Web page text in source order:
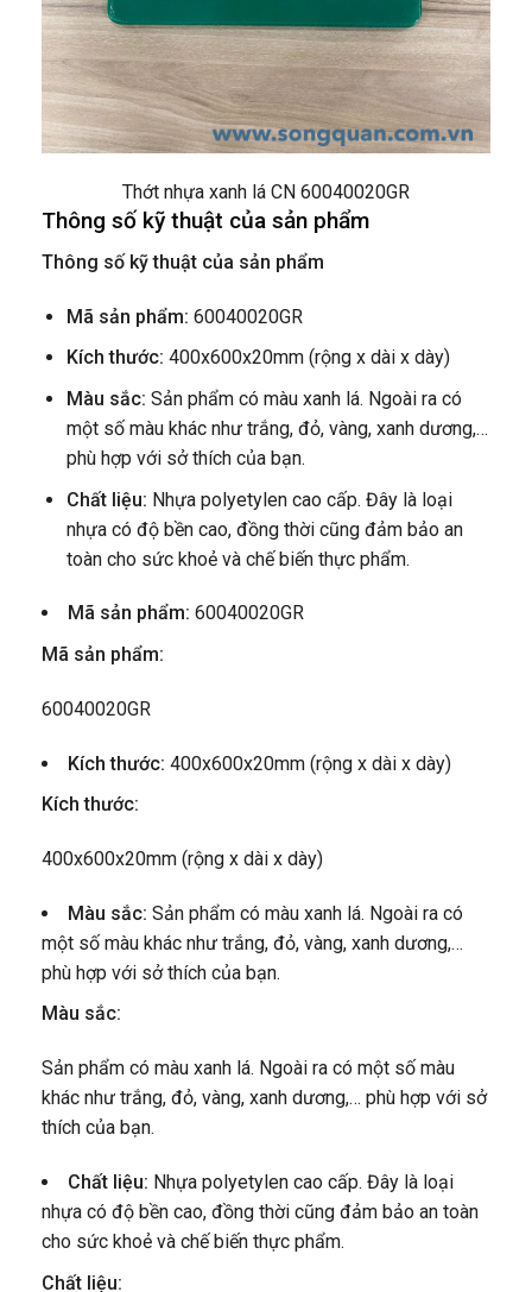
Thớt nhựa xanh lá CN 60040020GR
Thông số kỹ thuật của sản phẩm
Thông số kỹ thuật của sản phẩm
Mã sản phẩm: 60040020GR
Kích thước: 400x600x20mm (rộng x dài x dày)
Màu sắc: Sản phẩm có màu xanh lá. Ngoài ra có
một số màu khác như trắng, đỏ, vàng, xanh dương,…
phù hợp với sở thích của bạn.
Chất liệu: Nhựa polyetylen cao cấp. Đây là loại
nhựa có độ bền cao, đồng thời cũng đảm bảo an
toàn cho sức khoẻ và chế biến thực phẩm.
Mã sản phẩm: 60040020GR
Mã sản phẩm:
60040020GR
Kích thước: 400x600x20mm (rộng x dài x dày)
Kích thước:
400x600x20mm (rộng x dài x dày)
Màu sắc: Sản phẩm có màu xanh lá. Ngoài ra có
một số màu khác như trắng, đỏ, vàng, xanh dương,…
phù hợp với sở thích của bạn.
Màu sắc:
Sản phẩm có màu xanh lá. Ngoài ra có một số màu
khác như trắng, đỏ, vàng, xanh dương,… phù hợp với sở
thích của bạn.
Chất liệu: Nhựa polyetylen cao cấp. Đây là loại
nhựa có độ bền cao, đồng thời cũng đảm bảo an toàn
cho sức khoẻ và chế biến thực phẩm.
Chất liệu: